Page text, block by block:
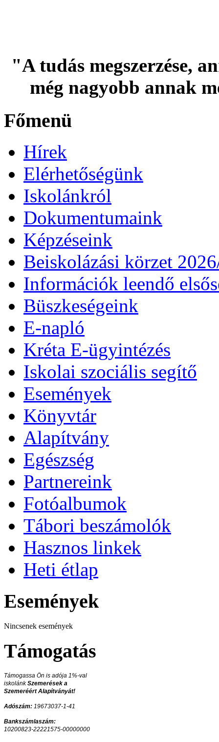
"A tudás megszerzése,
még nagyobb annak
Főmenü
Hírek
Elérhetőségünk
Iskolánkról
Dokumentumaink
Képzéseink
Beiskolázási körzet
Információk leendő
Büszkeségeink
E-napló
Kréta E-ügyintézés
Iskolai szociális segítő
Események
Könyvtár
Alapítvány
Egészség
Partnereink
Fotóalbumok
Tábori beszámolók
Hasznos linkek
Heti étlap
Események
Nincsenek események
Támogatás
Támogassa Ön is adója 1%-val
iskolánkSzemerések a
Szemeréért Alapítványát!
Adószám: 19673037-1-41
Bankszámlaszám:
10200823-22221575-00000000